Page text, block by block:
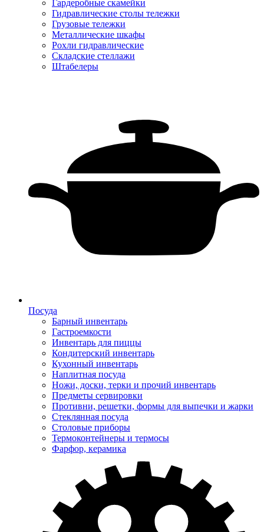
Гардеробные скамейки
Гидравлические столы тележки
Грузовые тележки
Металлические шкафы
Рохли гидравлические
Складские стеллажи
Штабелеры
Посуда
Барный инвентарь
Гастроемкости
Инвентарь для пиццы
Кондитерский инвентарь
Кухонный инвентарь
Наплитная посуда
Ножи, доски, терки и прочий инвентарь
Предметы сервировки
Противни, решетки, формы для выпечки и жарки
Стеклянная посуда
Столовые приборы
Термоконтейнеры и термосы
Фарфор, керамика